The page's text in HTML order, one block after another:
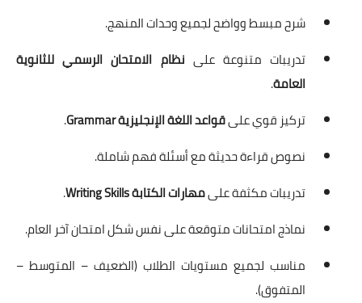
شرح مبسط وواضح لجميع وحدات المنهج.
تدريبات متنوعة على نظام الامتحان الرسمي للثانوية
العامة.
تركيز قوي علىقواعد اللغة الإنجليزية Grammar
.
نصوص قراءة حديثة مع أسئلة فهم شاملة.
تدريبات مكثفة علىمهارات الكتابة Writing Skills
.
نماذج امتحانات متوقعة على نفس شكل امتحان آخر العام.
مناسب لجميع مستويات الطلاب (الضعيف – المتوسط –
المتفوق).